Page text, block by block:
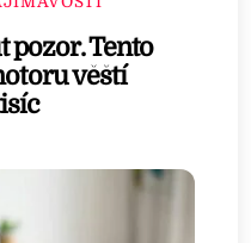
pozor. Tento
věští